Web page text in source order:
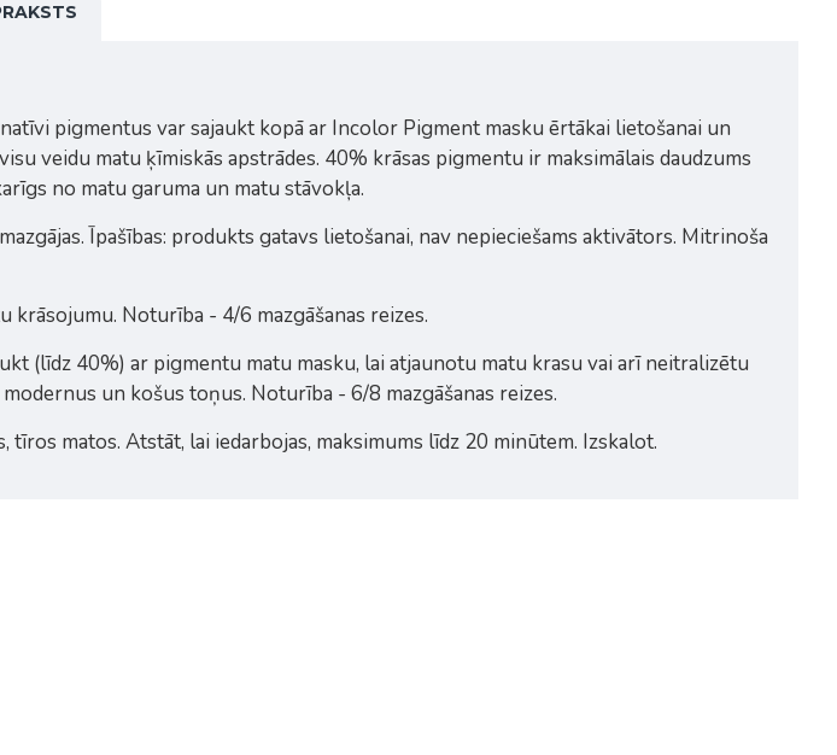
pigmentus var sajaukt kopā ar Incolor Pigment masku ērtākai lietošanai un
veidu matu ķīmiskās apstrādes. 40% krāsas pigmentu ir maksimālais daudzums
no matu garuma un matu stāvokļa.
Īpašības: produkts gatavs lietošanai, nav nepieciešams aktivātors. Mitrinoša
Noturība - 4/6 mazgāšanas reizes.
(līdz 40%) ar pigmentu matu masku, lai atjaunotu matu krasu vai arī neitralizētu
un košus toņus. Noturība - 6/8 mazgāšanas reizes.
matos. Atstāt, lai iedarbojas, maksimums līdz 20 minūtem. Izskalot.